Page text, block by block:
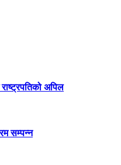
अपिल
सम्पन्न